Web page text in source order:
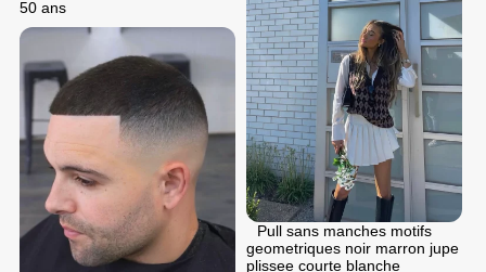
50 ans
Pull sans manches motifs
geometriques noir marron jupe
plissee courte blanche